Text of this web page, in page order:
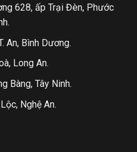
628, ấp Trại Đèn, Phước
An, Bình Dương.
Long An.
Bàng, Tây Ninh.
Nghệ An.